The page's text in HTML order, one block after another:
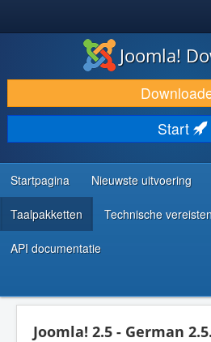
DOWNLOAD & BREID UIT
ONTDEK & LEER
COMMUNITY & ONDERSTEUNING
ONTWIKKELAARSBRONNEN
Joomla!
Start
Startpagina Nieuwste uitvoering
Taalpakketten Technische
API documentatie
Joomla! 2.5 - German